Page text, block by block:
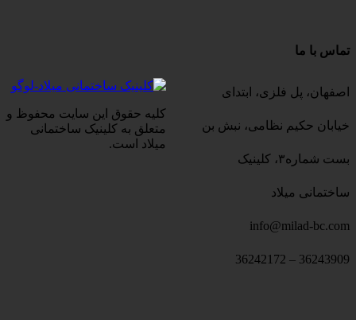
کلیه حقوق این سایت محفوظ و
متعلق به کلینیک ساختمانی
میلاد است.
تماس با ما
اصفهان، پل فلزی، ابتدای
خیابان حکیم نظامی، نبش بن
بست شماره۳، کلینیک
ساختمانی میلاد
info@milad-bc.com
36243909 – 36242172